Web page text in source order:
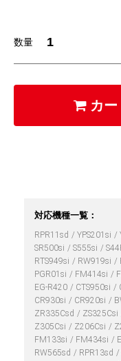
対応機種一覧：
RPR11sd YPS201si
SR500si
S555si
RTS949si
RW919si
PGR01si
FM414si
EG-R420
CTS950si
CR930si
CR920si
ZR335Csd
ZS325Csi
Z305Csi
Z206Csi
FM133si
FM434si
RW565sd
RPR13sd
数量
カ